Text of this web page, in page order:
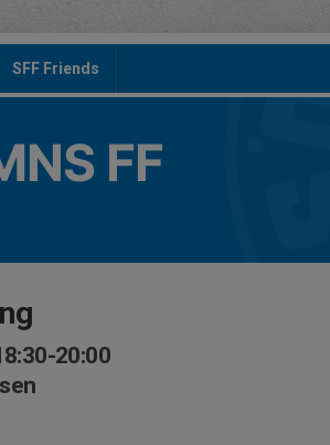
SFF Friends
FF
20:00